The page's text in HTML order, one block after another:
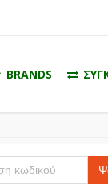
BRANDS